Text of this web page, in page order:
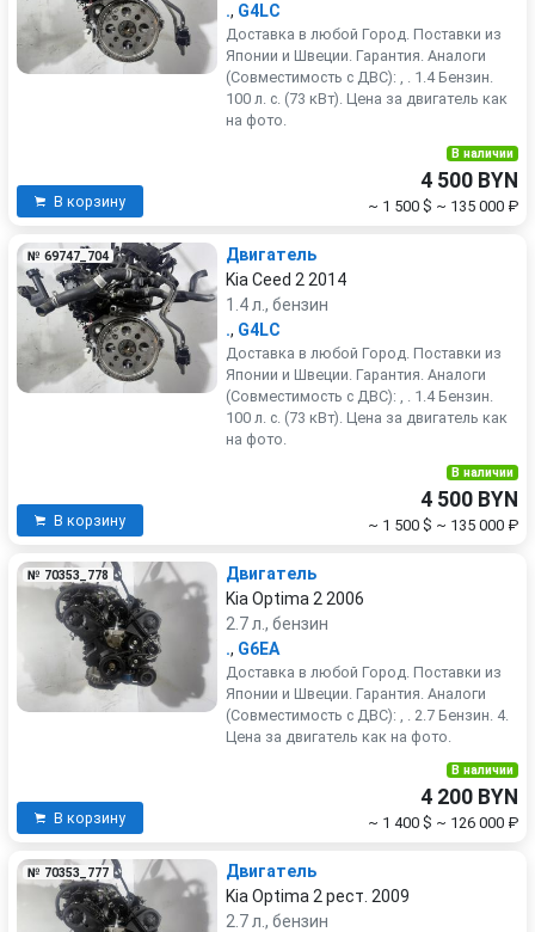
., G4LC
Доставка в любой Город. Поставки из
Японии и Швеции. Гарантия. Аналоги
(Совместимость с ДВС): , . 1.4 Бензин.
100 л. с. (73 кВт). Цена за двигатель как
на фото.
В корзину
В наличии
4 500 BYN
~ 1 500 $ ~ 135 000 ₽
№ 69747_704
Двигатель
Kia Ceed 2 2014
1.4 л., бензин
., G4LC
Доставка в любой Город. Поставки из
Японии и Швеции. Гарантия. Аналоги
(Совместимость с ДВС): , . 1.4 Бензин.
100 л. с. (73 кВт). Цена за двигатель как
на фото.
В корзину
В наличии
4 500 BYN
~ 1 500 $ ~ 135 000 ₽
№ 70353_778
Двигатель
Kia Optima 2 2006
2.7 л., бензин
., G6EA
Доставка в любой Город. Поставки из
Японии и Швеции. Гарантия. Аналоги
(Совместимость с ДВС): , . 2.7 Бензин. 4.
Цена за двигатель как на фото.
В корзину
В наличии
4 200 BYN
~ 1 400 $ ~ 126 000 ₽
№ 70353_777
Двигатель
Kia Optima 2 рест. 2009
2.7 л., бензин